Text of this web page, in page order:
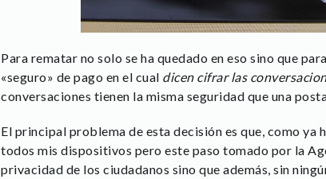
Para rematar no solo se ha quedado en eso sino que
«seguro» de pago en el cual dicen cifrar las
conversaciones tienen la misma seguridad que una
El principal problema de esta decisión es que, como ya
todos mis dispositivos pero este paso tomado por la
privacidad de los ciudadanos sino que además, sin